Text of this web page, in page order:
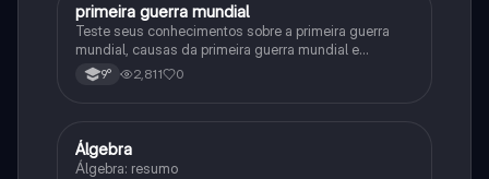
História
primeira guerra mundial
Teste seus conhecimentos sobre a primeira guerra
mundial, causas da primeira guerra mundial e
consequências da Primeira Guerra Mundial, fases da
primeira guerra mundial
9° 2,811 0
Matematica
Álgebra
Álgebra: resumo